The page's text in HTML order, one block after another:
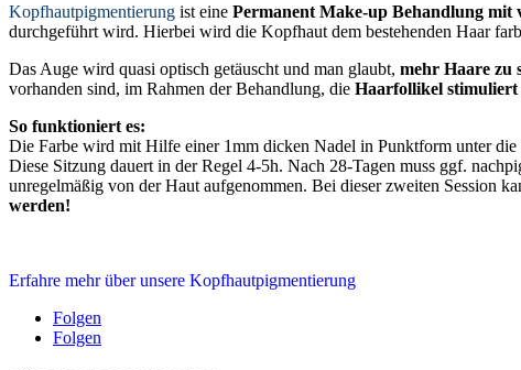
Kopfhautpigmentierung ist eine Permanent Make-up Behandlung mit
durchgeführt wird. Hierbei wird die Kopfhaut dem bestehenden Haar
Das Auge wird quasi optisch getäuscht und man glaubt, mehr Haare zu
vorhanden sind, im Rahmen der Behandlung, die Haarfollikel stimuliert
So funktioniert es:
Die Farbe wird mit Hilfe einer 1mm dicken Nadel in Punktform unter die
Diese Sitzung dauert in der Regel 4-5h. Nach 28-Tagen muss ggf.
unregelmäßig von der Haut aufgenommen. Bei dieser zweiten Session
werden!
Erfahre mehr über unsere Kopfhautpigmentierung
Folgen
Folgen